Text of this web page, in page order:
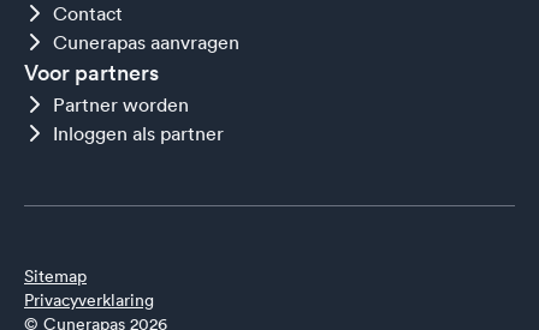
Contact
Cunerapas aanvragen
Voor partners
Partner worden
Inloggen als partner
Sitemap
Privacyverklaring
© Cunerapas 2026